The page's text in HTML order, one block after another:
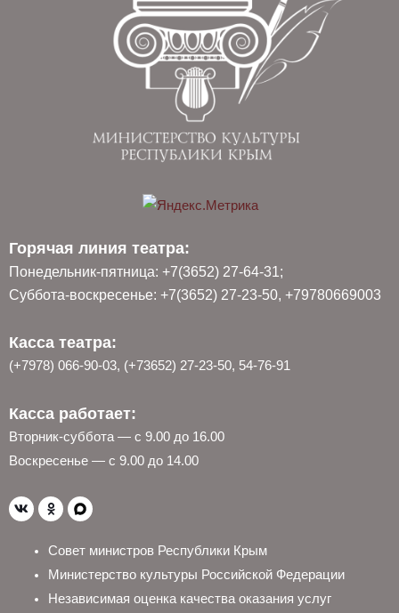
Горячая линия театра:
Понедельник-пятница: +7(3652) 27-64-31;
Суббота-воскресенье: +7(3652) 27-23-50, +79780669003
Касса театра:
(+7978) 066-90-03, (+73652) 27-23-50, 54-76-91
Касса работает:
Вторник-суббота — с 9.00 до 16.00
Воскресенье — с 9.00 до 14.00
Совет министров Республики Крым
Министерство культуры Российской Федерации
Независимая оценка качества оказания услуг